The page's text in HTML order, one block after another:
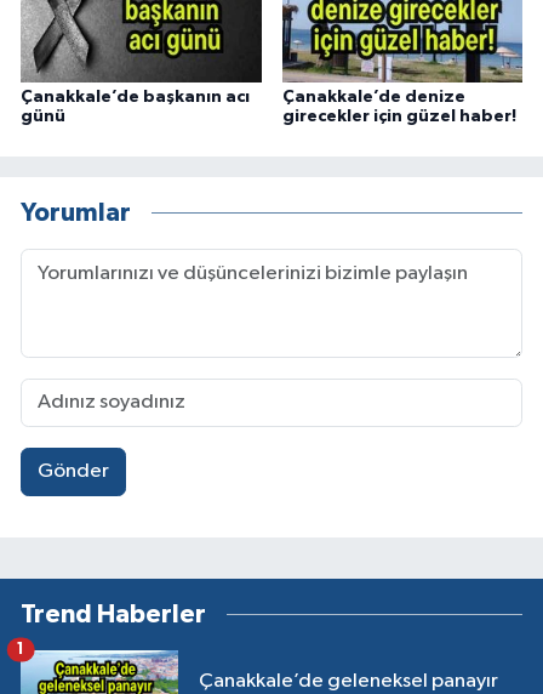
Çanakkale’de başkanın acı
günü
Çanakkale’de denize
girecekler için güzel haber!
Yorumlar
Gönder
Trend Haberler
Çanakkale’de geleneksel panayır
1